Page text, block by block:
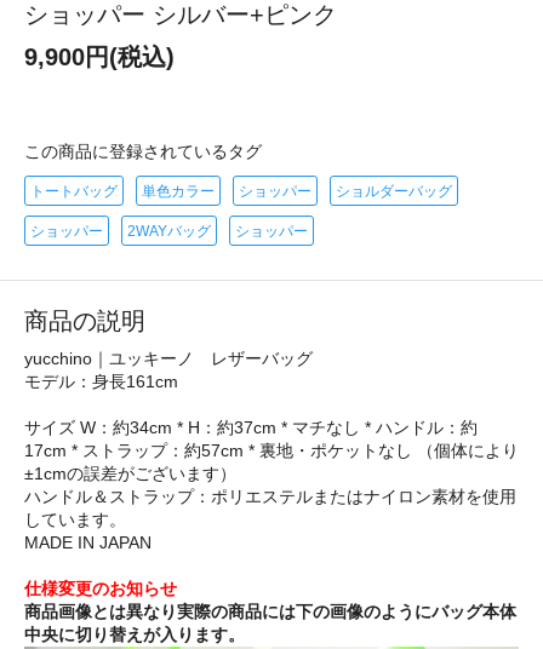
ショッパー シルバー+ピンク
9,900円(税込)
この商品に登録されているタグ
トートバッグ 単色カラー ショッパー ショルダーバッグ
ショッパー 2WAYバッグ ショッパー
商品の説明
yucchino｜ユッキーノ レザーバッグ
モデル：身長161cm
サイズ W：約34cm * H：約37cm * マチなし * ハンドル：約
17cm * ストラップ：約57cm * 裏地・ポケットなし （個体により
±1cmの誤差がございます）
ハンドル＆ストラップ：ポリエステルまたはナイロン素材を使用
しています。
MADE IN JAPAN
仕様変更のお知らせ
商品画像とは異なり実際の商品には下の画像のようにバッグ本体
中央に切り替えが入ります。